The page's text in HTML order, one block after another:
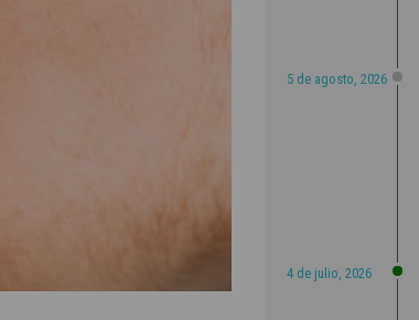
5 de agosto, 2026
4 de julio, 2026